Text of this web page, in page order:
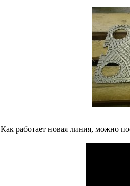
Как работает новая линия, можно